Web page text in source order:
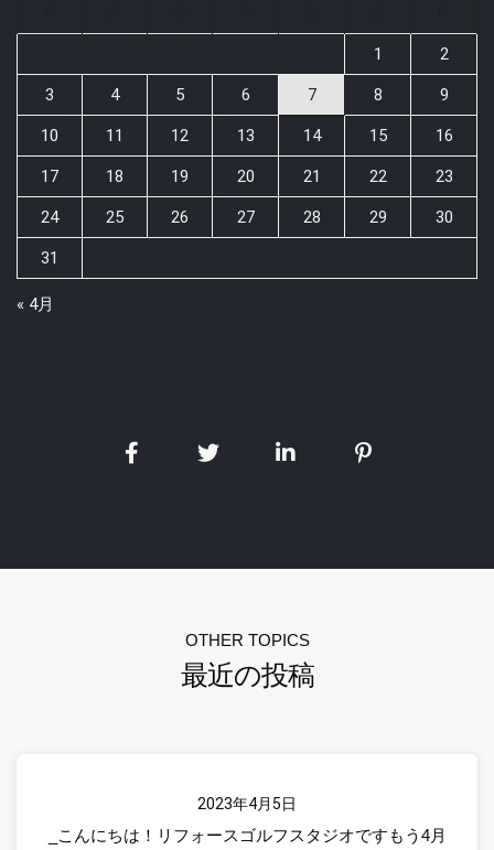
1 2
3 4 5 6 7 8 9
10 11 12 13 14 15 16
17 18 19 20 21 22 23
24 25 26 27 28 29 30
31
« 4月
OTHER TOPICS
最近の投稿
2023年4月5日
_こんにちは！リフォースゴルフスタジオですもう4月